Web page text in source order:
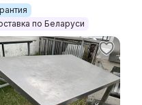
по Беларуси